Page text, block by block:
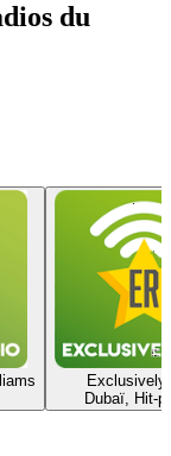
du
Exclusively
Dubaï, Hit-